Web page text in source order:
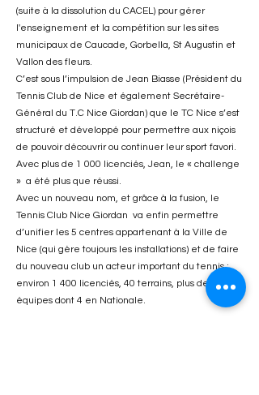
(suite à la dissolution du CACEL) pour gérer
l'enseignement et la compétition sur les sites
municipaux de Caucade, Gorbella, St Augustin et
Vallon des fleurs.
C’est sous l’impulsion de Jean Biasse (Président du
Tennis Club de Nice et également Secrétaire-
Général du T.C Nice Giordan) que le TC Nice s’est
structuré et développé pour permettre aux niçois
de pouvoir découvrir ou continuer leur sport favori.
Avec plus de 1 000 licenciés, Jean, le « challenge
» a été plus que réussi.
Avec un nouveau nom, et grâce à la fusion, le
Tennis Club Nice Giordan va enfin permettre
d’unifier les 5 centres appartenant à la Ville de
Nice (qui gère toujours les installations) et de faire
du nouveau club un acteur important du tennis :
environ 1 400 licenciés, 40 terrains, plus de 70
équipes dont 4 en Nationale.